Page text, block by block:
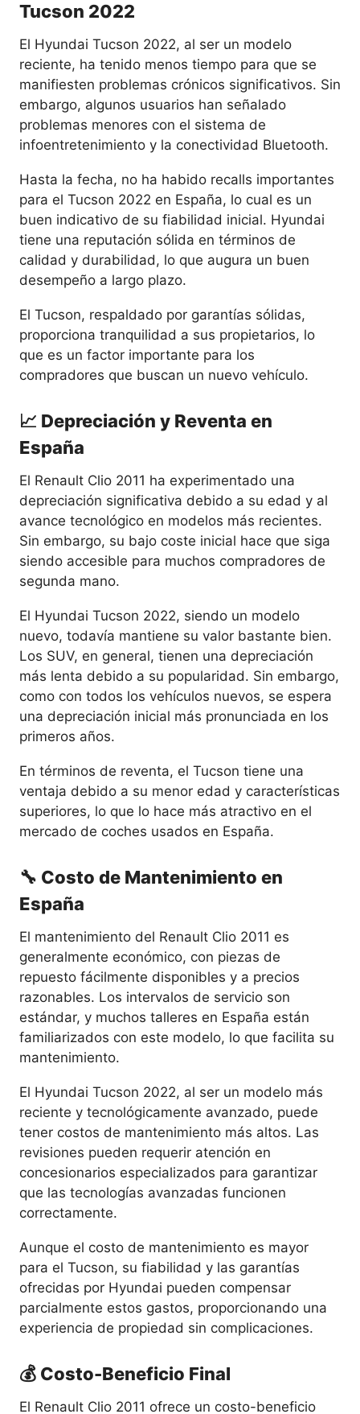
Tucson 2022
El Hyundai Tucson 2022, al ser un modelo
reciente, ha tenido menos tiempo para que se
manifiesten problemas crónicos significativos. Sin
embargo, algunos usuarios han señalado
problemas menores con el sistema de
infoentretenimiento y la conectividad Bluetooth.
Hasta la fecha, no ha habido recalls importantes
para el Tucson 2022 en España, lo cual es un
buen indicativo de su fiabilidad inicial. Hyundai
tiene una reputación sólida en términos de
calidad y durabilidad, lo que augura un buen
desempeño a largo plazo.
El Tucson, respaldado por garantías sólidas,
proporciona tranquilidad a sus propietarios, lo
que es un factor importante para los
compradores que buscan un nuevo vehículo.
📈 Depreciación y Reventa en
España
El Renault Clio 2011 ha experimentado una
depreciación significativa debido a su edad y al
avance tecnológico en modelos más recientes.
Sin embargo, su bajo coste inicial hace que siga
siendo accesible para muchos compradores de
segunda mano.
El Hyundai Tucson 2022, siendo un modelo
nuevo, todavía mantiene su valor bastante bien.
Los SUV, en general, tienen una depreciación
más lenta debido a su popularidad. Sin embargo,
como con todos los vehículos nuevos, se espera
una depreciación inicial más pronunciada en los
primeros años.
En términos de reventa, el Tucson tiene una
ventaja debido a su menor edad y características
superiores, lo que lo hace más atractivo en el
mercado de coches usados en España.
🔧 Costo de Mantenimiento en
España
El mantenimiento del Renault Clio 2011 es
generalmente económico, con piezas de
repuesto fácilmente disponibles y a precios
razonables. Los intervalos de servicio son
estándar, y muchos talleres en España están
familiarizados con este modelo, lo que facilita su
mantenimiento.
El Hyundai Tucson 2022, al ser un modelo más
reciente y tecnológicamente avanzado, puede
tener costos de mantenimiento más altos. Las
revisiones pueden requerir atención en
concesionarios especializados para garantizar
que las tecnologías avanzadas funcionen
correctamente.
Aunque el costo de mantenimiento es mayor
para el Tucson, su fiabilidad y las garantías
ofrecidas por Hyundai pueden compensar
parcialmente estos gastos, proporcionando una
experiencia de propiedad sin complicaciones.
💰 Costo-Beneficio Final
El Renault Clio 2011 ofrece un costo-beneficio